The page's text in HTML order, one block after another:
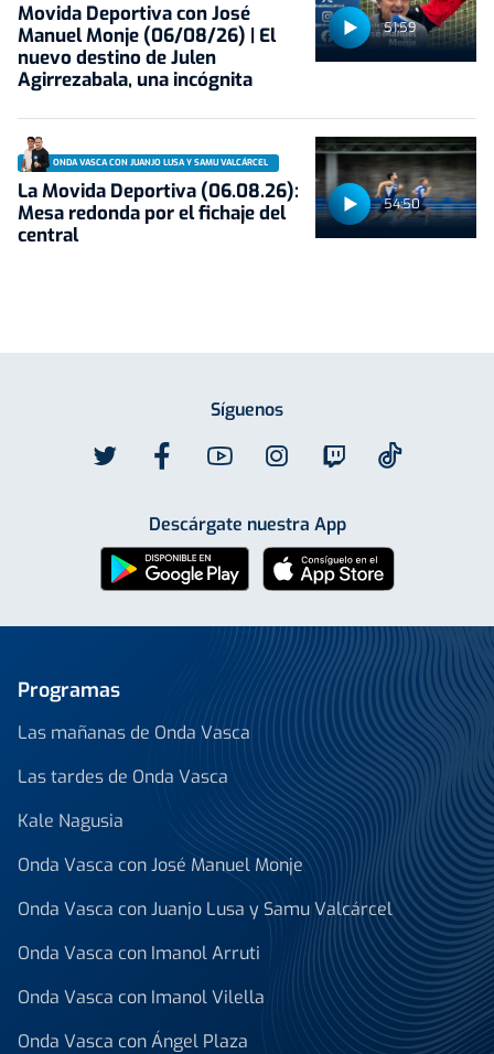
51:59
Movida Deportiva con José
Manuel Monje (06/08/26) | El
nuevo destino de Julen
Agirrezabala, una incógnita
54:50
ONDA VASCA CON JUANJO LUSA Y SAMU VALCÁRCEL
La Movida Deportiva (06.08.26):
Mesa redonda por el fichaje del
central
Síguenos
Descárgate nuestra App
Programas
Las mañanas de Onda Vasca
Las tardes de Onda Vasca
Kale Nagusia
Onda Vasca con José Manuel Monje
Onda Vasca con Juanjo Lusa y Samu Valcárcel
Onda Vasca con Imanol Arruti
Onda Vasca con Imanol Vilella
Onda Vasca con Ángel Plaza